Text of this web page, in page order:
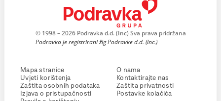
© 1998 – 2026 Podravka d.d. (Inc) Sva prava pridržana
Podravka je registrirani žig Podravke d.d. (Inc.)
Mapa stranice
Uvjeti korištenja
Zaštita osobnih podataka
Izjava o pristupačnosti
O nama
Kontaktirajte nas
Zaštita privatnosti
Postavke kolačića